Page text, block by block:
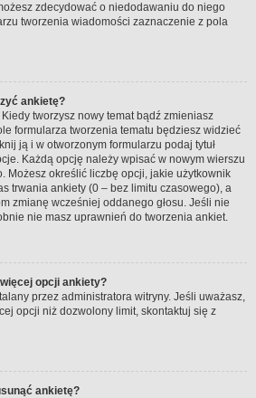
zdecydować o niedodawaniu do niego
tworzenia wiadomości zaznaczenie z pola
ankietę?
tworzysz nowy temat bądź zmieniasz
formularza tworzenia tematu będziesz widzieć
ją i w otworzonym formularzu podaj tytuł
Każdą opcję należy wpisać w nowym wierszu
Możesz określić liczbę opcji, jakie użytkownik
trwania ankiety (0 – bez limitu czasowego), a
zmianę wcześniej oddanego głosu. Jeśli nie
nie masz uprawnień do tworzenia ankiet.
opcji ankiety?
przez administratora witryny. Jeśli uważasz,
opcji niż dozwolony limit, skontaktuj się z
ankietę?